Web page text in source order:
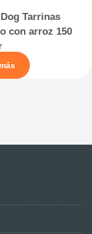
Tarrinas
con arroz 150